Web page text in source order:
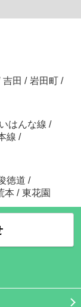
吉田 / 岩田町 /
はんな線 /
線 /
徳道 /
本 / 東花園